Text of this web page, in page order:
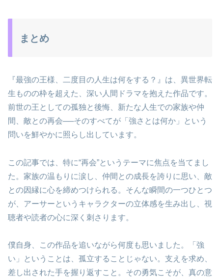
まとめ
『最強の王様、二度目の人生は何をする？』は、異世界転
生ものの枠を超えた、深い人間ドラマを抱えた作品です。
前世の王としての孤独と後悔、新たな人生での家族や仲
間、敵との再会──そのすべてが「強さとは何か」という
問いを鮮やかに照らし出しています。
この記事では、特に“再会”というテーマに焦点を当てまし
た。家族の温もりに涙し、仲間との成長を誇りに思い、敵
との因縁に心を締めつけられる。そんな瞬間の一つひとつ
が、アーサーというキャラクターの立体感を生み出し、視
聴者や読者の心に深く刺さります。
僕自身、この作品を追いながら何度も思いました。「強
い」ということは、孤立することじゃない。支えを求め、
差し出された手を握り返すこと。その勇気こそが、真の意